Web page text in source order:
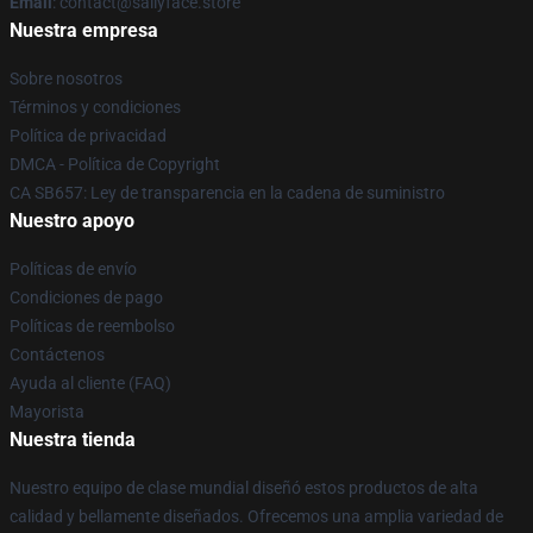
Nuestra empresa
Sobre nosotros
Términos y condiciones
Política de privacidad
DMCA - Política de Copyright
CA SB657: Ley de transparencia en la cadena de suministro
Nuestro apoyo
Políticas de envío
Condiciones de pago
Políticas de reembolso
Contáctenos
Ayuda al cliente (FAQ)
Mayorista
Nuestra tienda
Nuestro equipo de clase mundial diseñó estos productos de alta
calidad y bellamente diseñados. Ofrecemos una amplia variedad de